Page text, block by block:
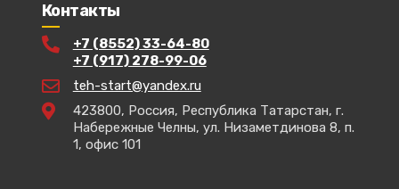
Контакты
+7 (8552) 33-64-80
+7 (917) 278-99-06
teh-start@yandex.ru
423800, Россия, Республика Татарстан, г.
Набережные Челны, ул. Низаметдинова 8, п.
1, офис 101